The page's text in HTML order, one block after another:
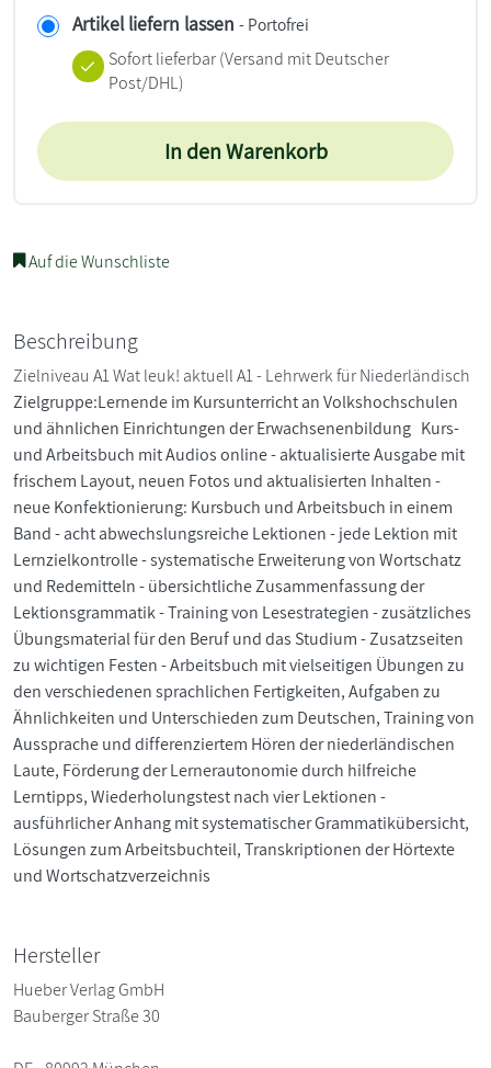
Artikel liefern lassen - Portofrei
Sofort lieferbar(Versand mit Deutscher
Post/DHL)
In den Warenkorb
Auf die Wunschliste
Beschreibung
Zielniveau A1 Wat leuk! aktuell A1 - Lehrwerk für Niederländisch
Zielgruppe:Lernende im Kursunterricht an Volkshochschulen
und ähnlichen Einrichtungen der Erwachsenenbildung Kurs-
und Arbeitsbuch mit Audios online - aktualisierte Ausgabe mit
frischem Layout, neuen Fotos und aktualisierten Inhalten -
neue Konfektionierung: Kursbuch und Arbeitsbuch in einem
Band - acht abwechslungsreiche Lektionen - jede Lektion mit
Lernzielkontrolle - systematische Erweiterung von Wortschatz
und Redemitteln - übersichtliche Zusammenfassung der
Lektionsgrammatik - Training von Lesestrategien - zusätzliches
Übungsmaterial für den Beruf und das Studium - Zusatzseiten
zu wichtigen Festen - Arbeitsbuch mit vielseitigen Übungen zu
den verschiedenen sprachlichen Fertigkeiten, Aufgaben zu
Ähnlichkeiten und Unterschieden zum Deutschen, Training von
Aussprache und differenziertem Hören der niederländischen
Laute, Förderung der Lernerautonomie durch hilfreiche
Lerntipps, Wiederholungstest nach vier Lektionen -
ausführlicher Anhang mit systematischer Grammatikübersicht,
Lösungen zum Arbeitsbuchteil, Transkriptionen der Hörtexte
und Wortschatzverzeichnis
Hersteller
Hueber Verlag GmbH
Bauberger Straße 30